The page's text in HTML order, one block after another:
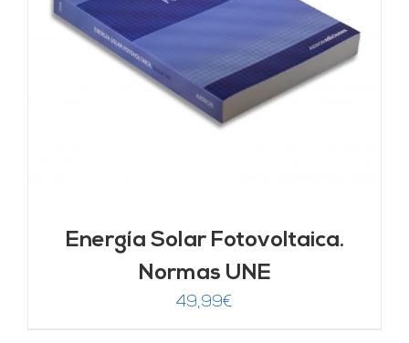
Energía Solar Fotovoltaica.
Normas UNE
49,99€